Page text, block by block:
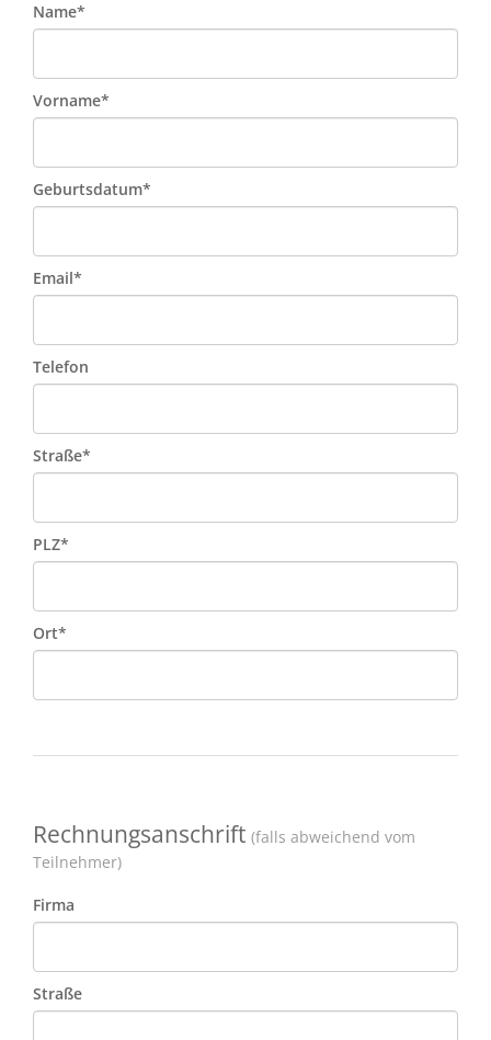
Name*
Vorname*
Geburtsdatum*
Email*
Telefon
Straße*
PLZ*
Ort*
Rechnungsanschrift (falls abweichend vom
Teilnehmer)
Firma
Straße